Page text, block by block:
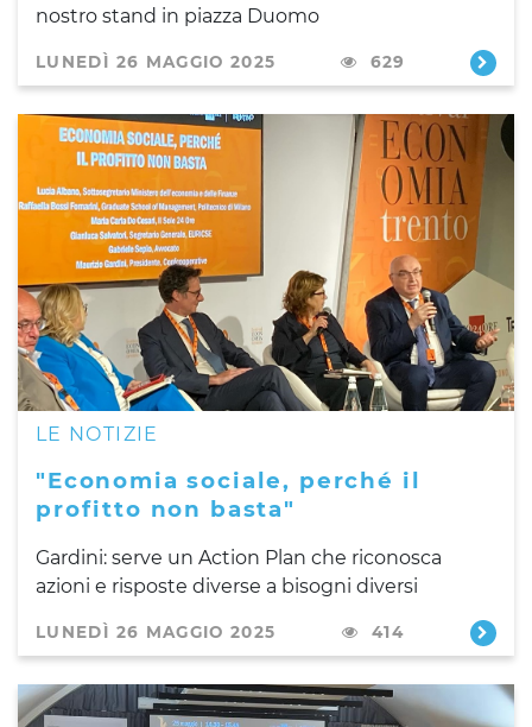
nostro stand in piazza Duomo
LUNEDÌ 26 MAGGIO 2025 629
LE NOTIZIE
"Economia sociale, perché il
profitto non basta"
Gardini: serve un Action Plan che riconosca
azioni e risposte diverse a bisogni diversi
LUNEDÌ 26 MAGGIO 2025 414